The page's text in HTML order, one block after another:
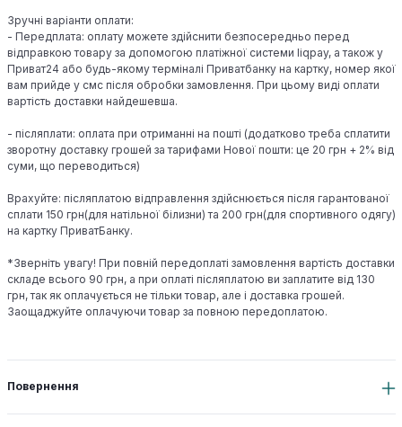
Зручні варіанти оплати:
- Передплата: оплату можете здійснити безпосередньо перед
відправкою товару за допомогою платіжної системи liqpay, а також у
Приват24 або будь-якому терміналі Приватбанку на картку, номер якої
вам прийде у смс після обробки замовлення. При цьому виді оплати
вартість доставки найдешевша.
- післяплати: оплата при отриманні на пошті (додатково треба сплатити
зворотну доставку грошей за тарифами Нової пошти: це 20 грн + 2% від
суми, що переводиться)
Врахуйте: післяплатою відправлення здійснюється після гарантованої
сплати 150 грн(для натільної білизни) та 200 грн(для спортивного одягу)
на картку ПриватБанку.
*Зверніть увагу! При повній передоплаті замовлення вартість доставки
складе всього 90 грн, а при оплаті післяплатою ви заплатите від 130
грн, так як оплачується не тільки товар, але і доставка грошей.
Заощаджуйте оплачуючи товар за повною передоплатою.
Повернення